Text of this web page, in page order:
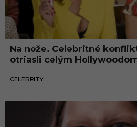
Na nože. Celebritné
otriasli celým
CELEBRITY